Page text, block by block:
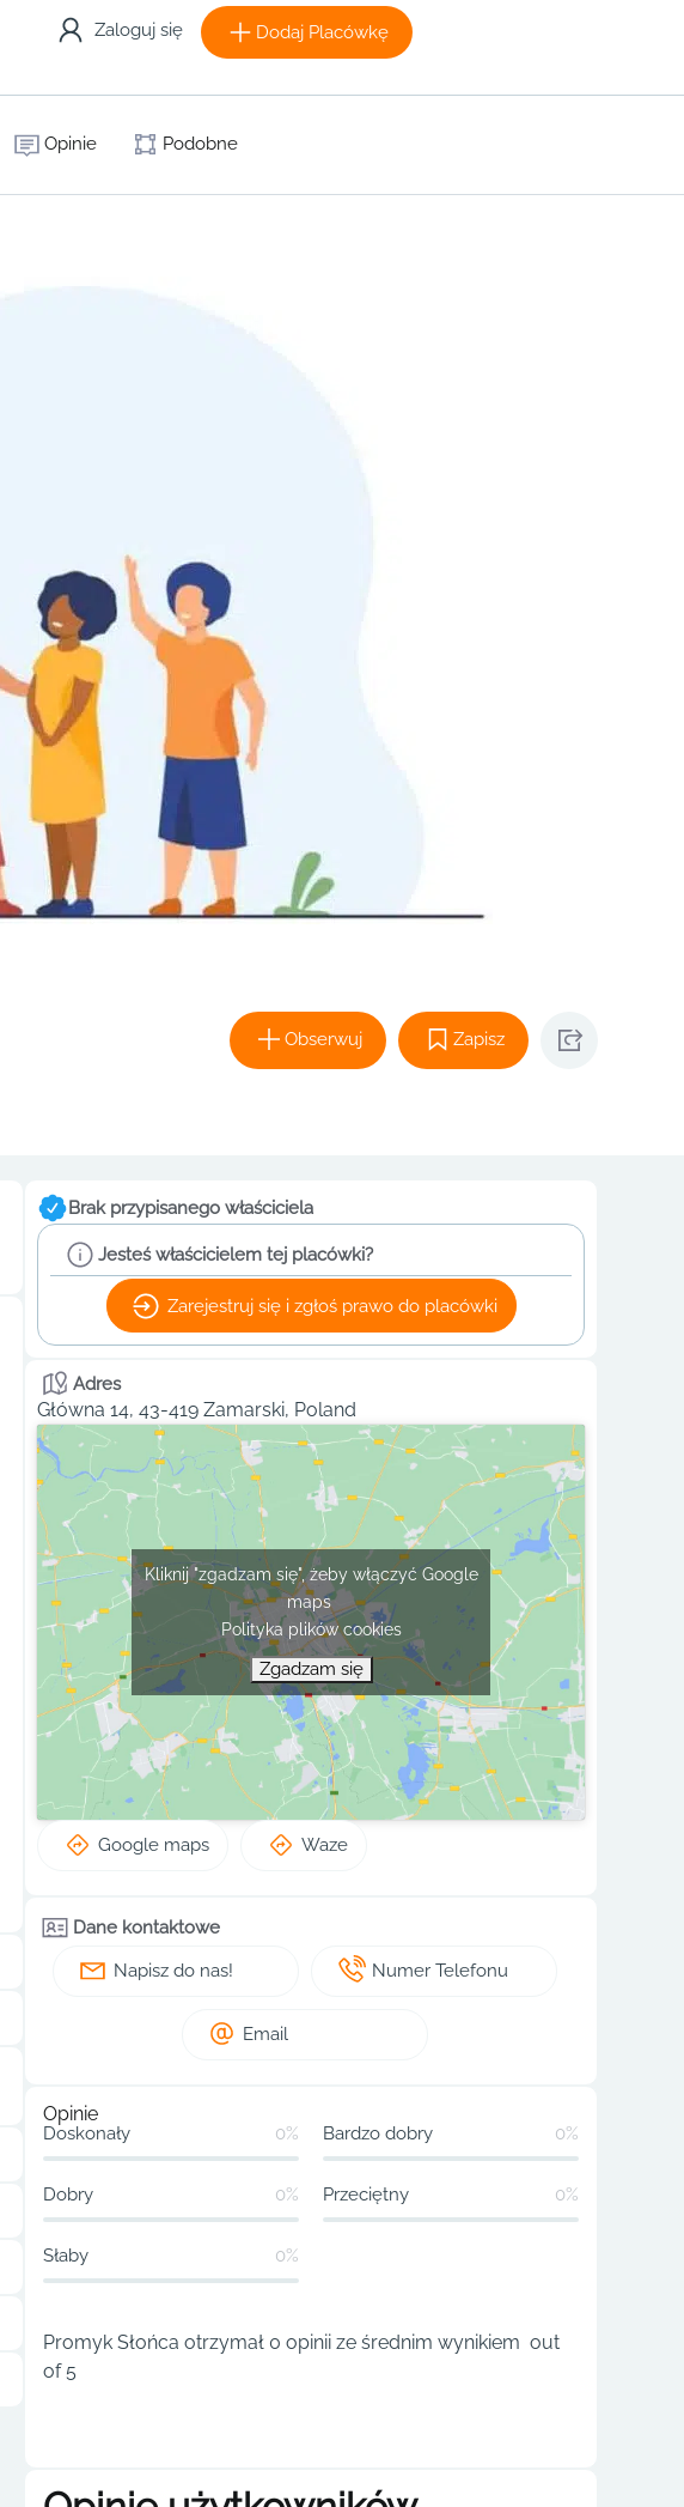
Zaloguj się Dodaj Placówkę
Opinie Podobne
Obserwuj Zapisz
Brak przypisanego właściciela
Jesteś właścicielem tej placówki?
Zarejestruj się i zgłoś prawo do placówki
Adres
Główna 14, 43-419 Zamarski, Poland
Kliknij "zgadzam się", żeby włączyć Google
maps
Polityka plików cookies
Zgadzam się
Google maps Waze
Dane kontaktowe
Napisz do nas!
Numer Telefonu
Email
Opinie
Doskonały 0% Bardzo dobry 0%
Dobry 0% Przeciętny 0%
Słaby 0%
Promyk Słońca otrzymał 0 opinii ze średnim wynikiem out
of 5